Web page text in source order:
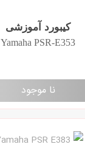
کیبورد آموزشی
Yamaha PSR-E353
نا موجود